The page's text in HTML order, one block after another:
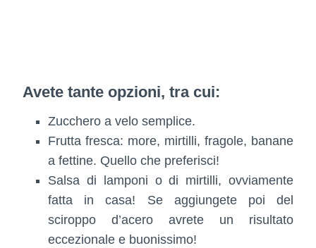
Avete tante opzioni, tra cui:
Zucchero a velo semplice.
Frutta fresca: more, mirtilli, fragole, banane
a fettine. Quello che preferisci!
Salsa di lamponi o di mirtilli, ovviamente
fatta in casa! Se aggiungete poi del
sciroppo d’acero avrete un risultato
eccezionale e buonissimo!